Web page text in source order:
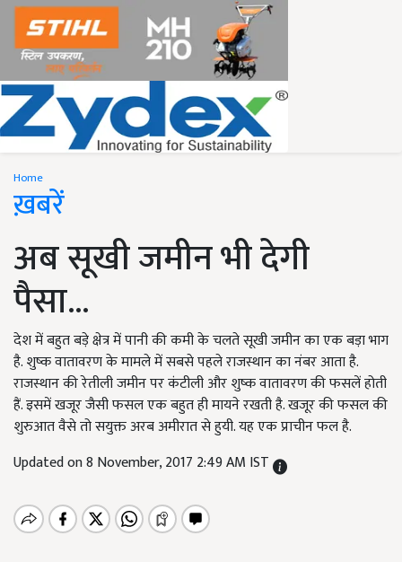
Home
ख़बरें
अब सूखी जमीन भी देगी
पैसा...
देश में बहुत बड़े क्षेत्र में पानी की कमी के चलते सूखी जमीन का एक बड़ा भाग
है. शुष्क वातावरण के मामले में सबसे पहले राजस्थान का नंबर आता है.
राजस्थान की रेतीली जमीन पर कंटीली और शुष्क वातावरण की फसलें होती
हैं. इसमें खजूर जैसी फसल एक बहुत ही मायने रखती है. खजूर की फसल की
शुरुआत वैसे तो सयुक्त अरब अमीरात से हुयी. यह एक प्राचीन फल है.
Updated on 8 November, 2017 2:49 AM IST